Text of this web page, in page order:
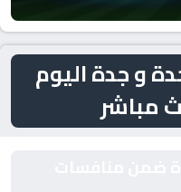
و جدة اليوم